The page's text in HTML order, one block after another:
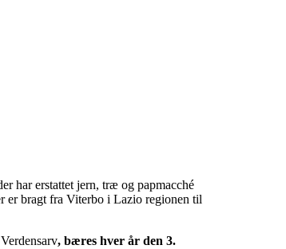
har erstattet jern, træ og papmacché
er bragt fra Viterbo i Lazio regionen til
, bæres hver år den 3.